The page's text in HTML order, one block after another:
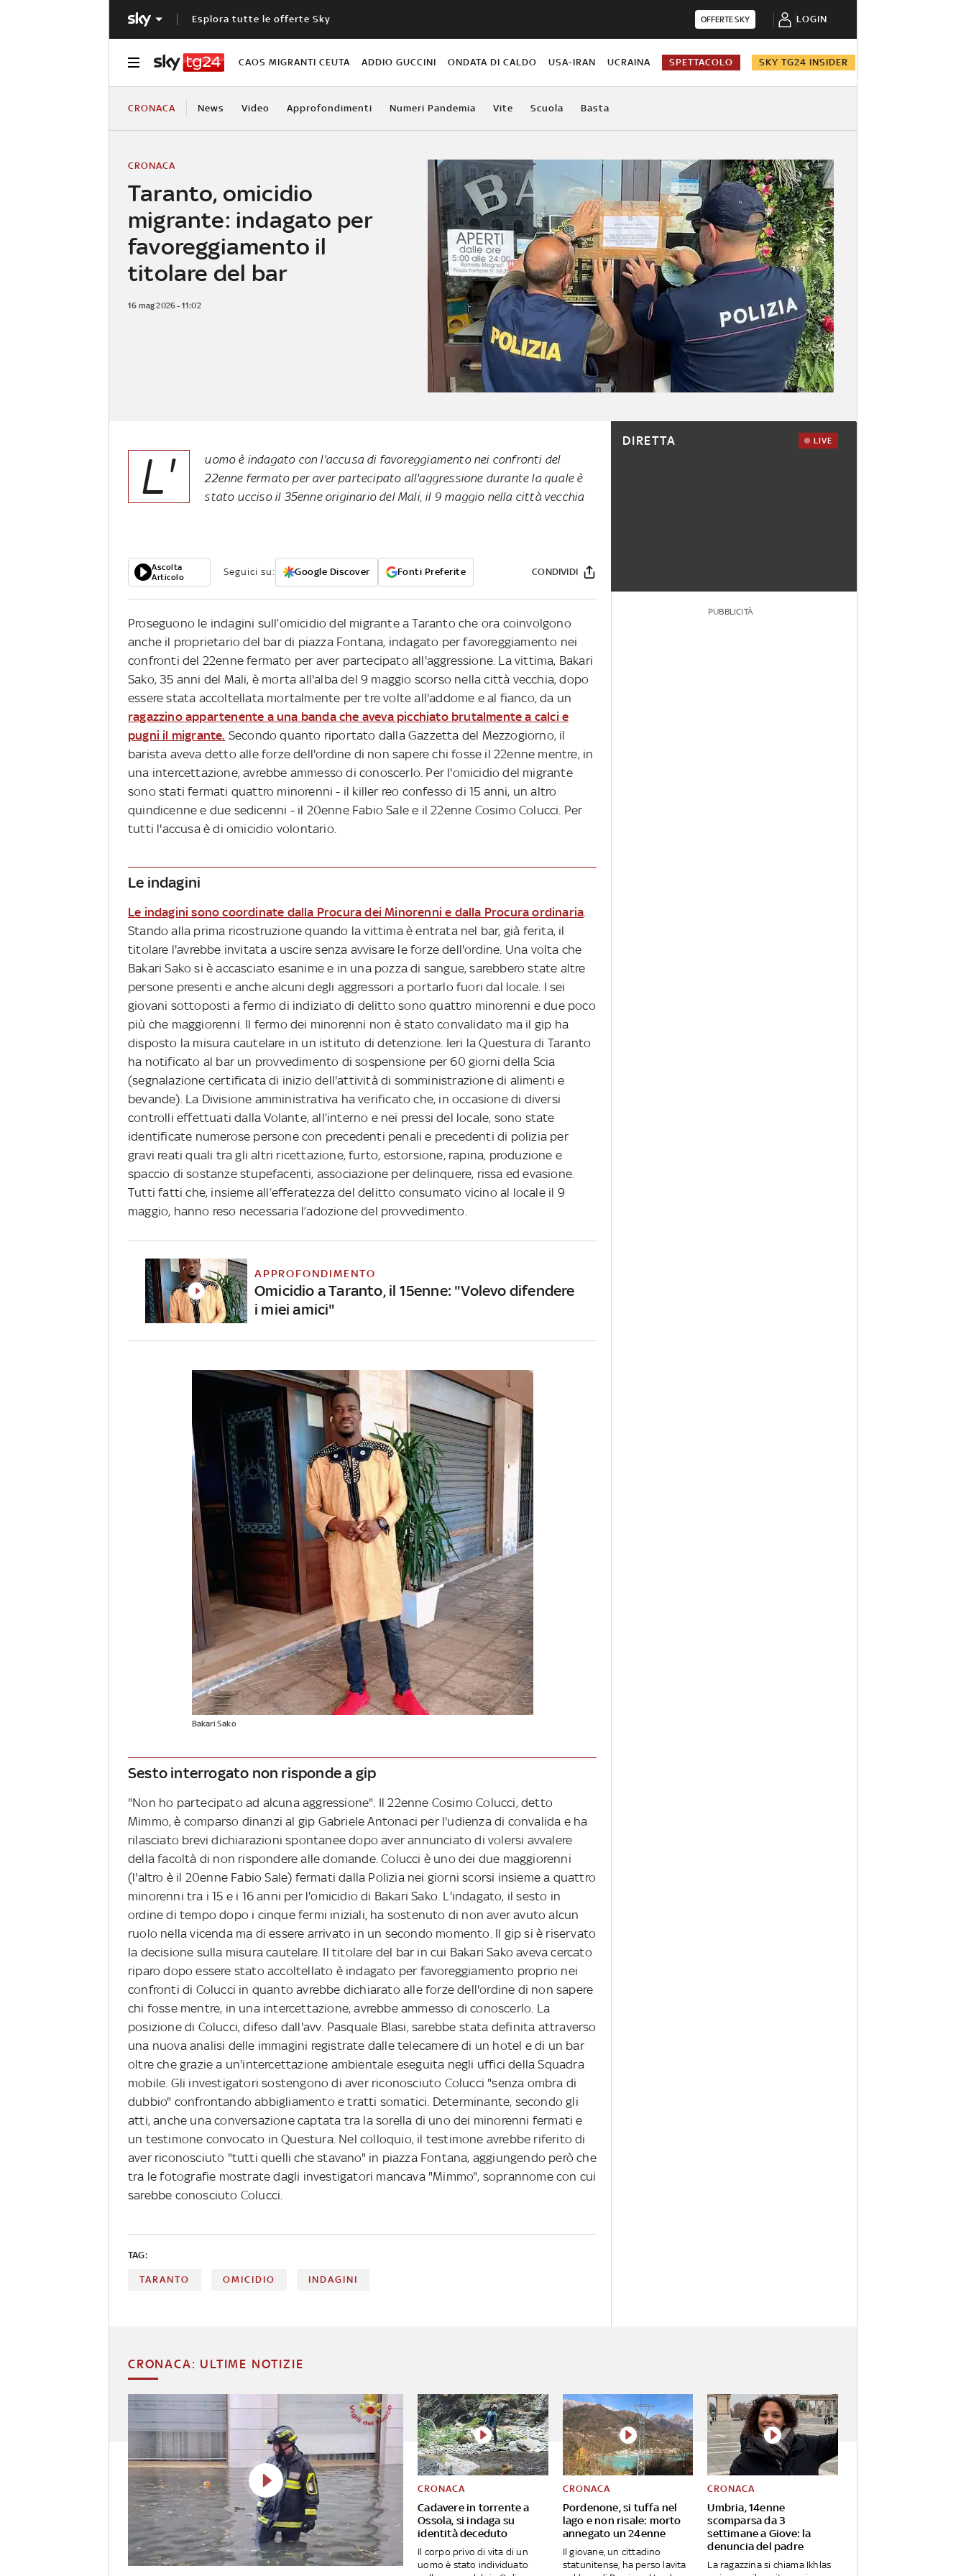
Esplora tutte le offerte Sky OFFERTE SKY LOGIN
CAOS MIGRANTI CEUTA ADDIO GUCCINI ONDATA DI CALDO USA-IRAN UCRAINA SPETTACOLO SKY TG24 INSIDER
CRONACA News Video Approfondimenti Numeri Pandemia Vite Scuola Basta
Taranto, omicidio
migrante: indagato per
favoreggiamento il
titolare del bar
CRONACA
16 mag 2026 - 11:02
L'
uomo è indagato con l'accusa di favoreggiamento nei confronti del
22enne fermato per aver partecipato all'aggressione durante la quale è
stato ucciso il 35enne originario del Mali, il 9 maggio nella città vecchia
Ascolta
Articolo
Seguici su: Google Discover Fonti Preferite CONDIVIDI
Proseguono le indagini sull’omicidio del migrante a Taranto che ora coinvolgono
anche il proprietario del bar di piazza Fontana, indagato per favoreggiamento nei
confronti del 22enne fermato per aver partecipato all'aggressione. La vittima, Bakari
Sako, 35 anni del Mali, è morta all'alba del 9 maggio scorso nella città vecchia, dopo
essere stata accoltellata mortalmente per tre volte all'addome e al fianco, da un
ragazzino appartenente a una banda che aveva picchiato brutalmente a calci e
pugni il migrante. Secondo quanto riportato dalla Gazzetta del Mezzogiorno, il
barista aveva detto alle forze dell'ordine di non sapere chi fosse il 22enne mentre, in
una intercettazione, avrebbe ammesso di conoscerlo. Per l'omicidio del migrante
sono stati fermati quattro minorenni - il killer reo confesso di 15 anni, un altro
quindicenne e due sedicenni - il 20enne Fabio Sale e il 22enne Cosimo Colucci. Per
tutti l'accusa è di omicidio volontario.
Le indagini
Le indagini sono coordinate dalla Procura dei Minorenni e dalla Procura ordinaria.
Stando alla prima ricostruzione quando la vittima è entrata nel bar, già ferita, il
titolare l'avrebbe invitata a uscire senza avvisare le forze dell'ordine. Una volta che
Bakari Sako si è accasciato esanime e in una pozza di sangue, sarebbero state altre
persone presenti e anche alcuni degli aggressori a portarlo fuori dal locale. I sei
giovani sottoposti a fermo di indiziato di delitto sono quattro minorenni e due poco
più che maggiorenni. Il fermo dei minorenni non è stato convalidato ma il gip ha
disposto la misura cautelare in un istituto di detenzione. Ieri la Questura di Taranto
ha notificato al bar un provvedimento di sospensione per 60 giorni della Scia
(segnalazione certificata di inizio dell'attività di somministrazione di alimenti e
bevande). La Divisione amministrativa ha verificato che, in occasione di diversi
controlli effettuati dalla Volante, all’interno e nei pressi del locale, sono state
identificate numerose persone con precedenti penali e precedenti di polizia per
gravi reati quali tra gli altri ricettazione, furto, estorsione, rapina, produzione e
spaccio di sostanze stupefacenti, associazione per delinquere, rissa ed evasione.
Tutti fatti che, insieme all’efferatezza del delitto consumato vicino al locale il 9
maggio, hanno reso necessaria l’adozione del provvedimento.
APPROFONDIMENTO
Omicidio a Taranto, il 15enne: "Volevo difendere
i miei amici"
Bakari Sako
Sesto interrogato non risponde a gip
"Non ho partecipato ad alcuna aggressione". Il 22enne Cosimo Colucci, detto
Mimmo, è comparso dinanzi al gip Gabriele Antonaci per l'udienza di convalida e ha
rilasciato brevi dichiarazioni spontanee dopo aver annunciato di volersi avvalere
della facoltà di non rispondere alle domande. Colucci è uno dei due maggiorenni
(l'altro è il 20enne Fabio Sale) fermati dalla Polizia nei giorni scorsi insieme a quattro
minorenni tra i 15 e i 16 anni per l'omicidio di Bakari Sako. L'indagato, il sesto in
ordine di tempo dopo i cinque fermi iniziali, ha sostenuto di non aver avuto alcun
ruolo nella vicenda ma di essere arrivato in un secondo momento. Il gip si è riservato
la decisione sulla misura cautelare. Il titolare del bar in cui Bakari Sako aveva cercato
riparo dopo essere stato accoltellato è indagato per favoreggiamento proprio nei
confronti di Colucci in quanto avrebbe dichiarato alle forze dell'ordine di non sapere
chi fosse mentre, in una intercettazione, avrebbe ammesso di conoscerlo. La
posizione di Colucci, difeso dall'avv. Pasquale Blasi, sarebbe stata definita attraverso
una nuova analisi delle immagini registrate dalle telecamere di un hotel e di un bar
oltre che grazie a un'intercettazione ambientale eseguita negli uffici della Squadra
mobile. Gli investigatori sostengono di aver riconosciuto Colucci "senza ombra di
dubbio" confrontando abbigliamento e tratti somatici. Determinante, secondo gli
atti, anche una conversazione captata tra la sorella di uno dei minorenni fermati e
un testimone convocato in Questura. Nel colloquio, il testimone avrebbe riferito di
aver riconosciuto "tutti quelli che stavano" in piazza Fontana, aggiungendo però che
tra le fotografie mostrate dagli investigatori mancava "Mimmo", soprannome con cui
sarebbe conosciuto Colucci.
TAG:
TARANTO OMICIDIO INDAGINI
DIRETTA LIVE
PUBBLICITÀ
CRONACA: ULTIME NOTIZIE
Cadavere in torrente a
Ossola, si indaga su
identità deceduto
CRONACA
Il corpo privo di vita di un
uomo è stato individuato
Pordenone, si tuffa nel
lago e non risale: morto
annegato un 24enne
CRONACA
Il giovane, un cittadino
statunitense, ha perso lavita
Umbria, 14enne
scomparsa da 3
settimane a Giove: la
denuncia del padre
CRONACA
La ragazzina si chiama Ikhlas